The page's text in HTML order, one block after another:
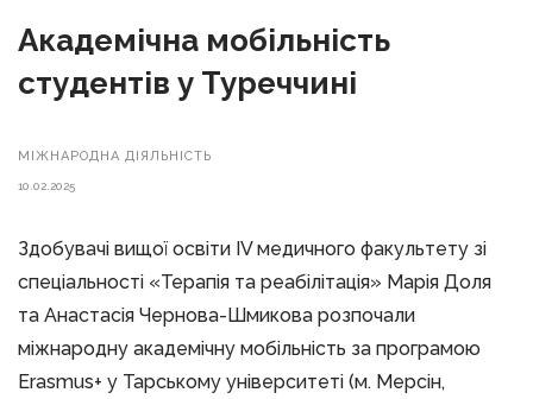
Академічна мобільність
студентів у Туреччині
МIЖНАРОДНА ДIЯЛЬНIСТЬ
10.02.2025
Здобувачі вищої освіти IV медичного факультету зі
спеціальності «Терапія та реабілітація» Марія Доля
та Анастасія Чернова-Шмикова розпочали
міжнародну академічну мобільність за програмою
Erasmus+ у Тарському університеті (м. Мерсін,